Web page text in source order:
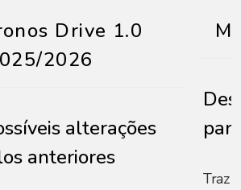
Drive 1.0
2026
alterações
anteriores
Traz